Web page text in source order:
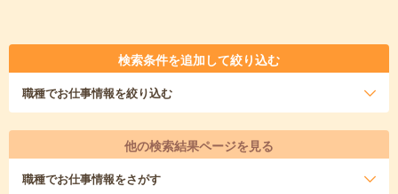
検索条件を追加して絞り込む
職種でお仕事情報を絞り込む
他の検索結果ページを見る
職種でお仕事情報をさがす